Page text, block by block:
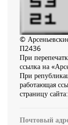
©
П2436
При
ссылка на
При
работающая
страницу сайта:
Почтовый